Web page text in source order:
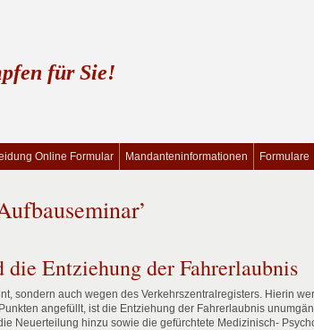
für Sie!
Online Formular Mandanteninformationen Formulare
die Entziehung der Fahrerlaubnis
sondern auch wegen des Verkehrszentralregisters. Hierin
angefüllt, ist die Entziehung der Fahrerlaubnis
Neuerteilung hinzu sowie die gefürchtete Medizinisch-